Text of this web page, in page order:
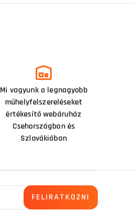
Mi vagyunk a legnagyobb
műhelyfelszereléseket
értékesítő webáruház
Csehországban és
Szlovákiában